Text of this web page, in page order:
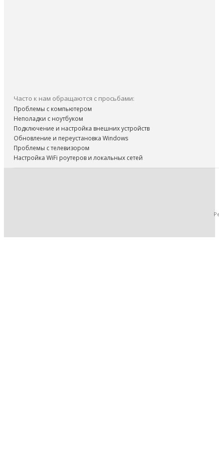
Часто к нам обращаются с просьбами:
Проблемы с компьютером
Неполадки с ноутбуком
Подключение и настройка внешних устройств
Обновление и переустановка Windows
Проблемы с телевизором
Настройка WiFi роутеров и локальных сетей